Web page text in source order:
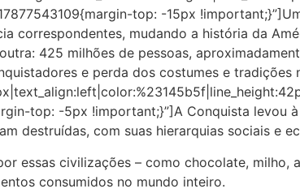
top: -15px
correspondentes, mudando a história da
425 milhões de pessoas,
e perda dos costumes e tradições
top: -5px !important;}”]A Conquista
destruídas, com suas hierarquias sociais e
essas civilizações – como chocolate,
consumidos no mundo inteiro.